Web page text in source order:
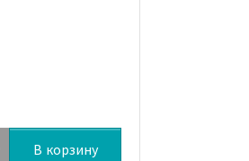
В корзину